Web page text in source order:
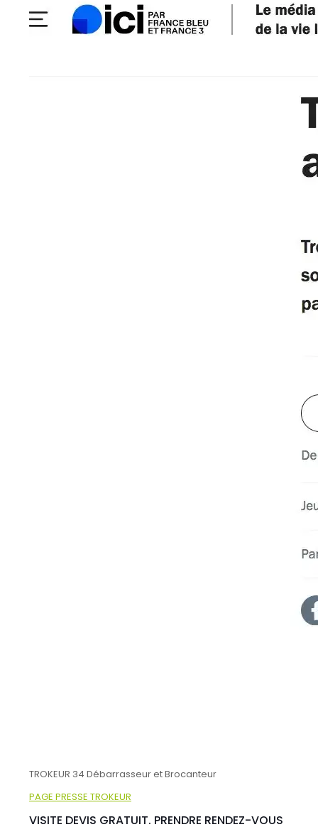
TROKEUR 34 Débarrasseur et Brocanteur
PAGE PRESSE TROKEUR
VISITE DEVIS GRATUIT. PRENDRE RENDEZ-VOUS